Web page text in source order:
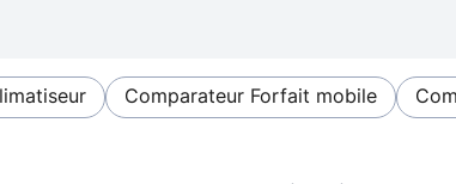
Comparateur Forfait mobile